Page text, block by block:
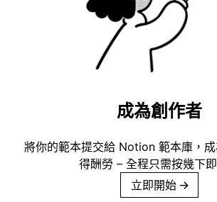
成為創作者
將你的範本提交給 Notion 範本庫，
得酬勞 – 全程只需按幾下即
立即開始 →